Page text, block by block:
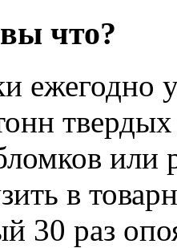
что?
ежегодно
или
в
30 раз